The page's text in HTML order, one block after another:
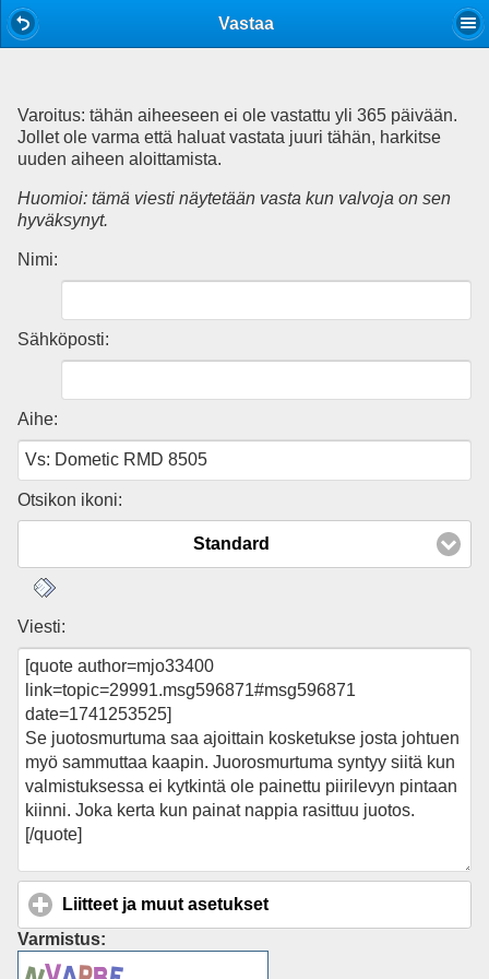
Vastaa
Varoitus: tähän aiheeseen ei ole vastattu yli 365 päivään.
Jollet ole varma että haluat vastata juuri tähän, harkitse
uuden aiheen aloittamista.
Huomioi: tämä viesti näytetään vasta kun valvoja on sen
hyväksynyt.
Nimi:
Sähköposti:
Aihe:
Otsikon ikoni:
Standard
Viesti:
Liitteet ja muut asetukset
Varmistus: